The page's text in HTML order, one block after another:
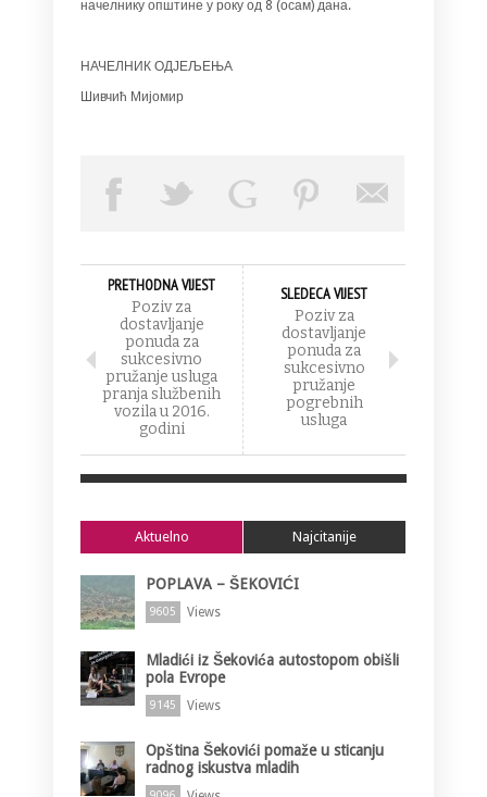
начелнику општине у року од 8 (осам) дана.
НАЧЕЛНИК ОДЈЕЉЕЊА
Шивчић Мијомир
PRETHODNA VIJEST
Poziv za
dostavljanje
ponuda za
sukcesivno
pružanje usluga
pranja službenih
vozila u 2016.
godini
SLEDECA VIJEST
Poziv za
dostavljanje
ponuda za
sukcesivno
pružanje
pogrebnih
usluga
Aktuelno Najcitanije
POPLAVA – ŠEKOVIĆI
9605 Views
Mladići iz Šekovića autostopom obišli
pola Evrope
9145 Views
Opština Šekovići pomaže u sticanju
radnog iskustva mladih